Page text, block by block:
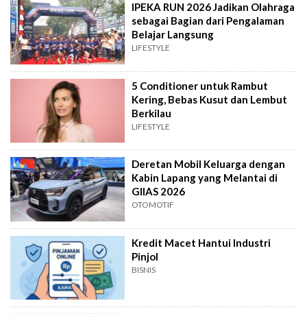
IPEKA RUN 2026 Jadikan Olahraga
sebagai Bagian dari Pengalaman
Belajar Langsung
LIFESTYLE
5 Conditioner untuk Rambut
Kering, Bebas Kusut dan Lembut
Berkilau
LIFESTYLE
Deretan Mobil Keluarga dengan
Kabin Lapang yang Melantai di
GIIAS 2026
OTOMOTIF
Kredit Macet Hantui Industri
Pinjol
BISNIS